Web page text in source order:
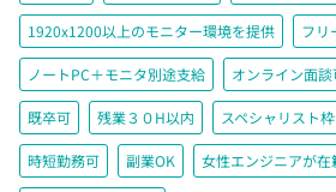
1920x1200以上のモニター環境を提供 フリ
ノートPC＋モニタ別途支給 オンライン面談
既卒可 残業３０H以内 スペシャリスト
時短勤務可 副業OK 女性エンジニアが在